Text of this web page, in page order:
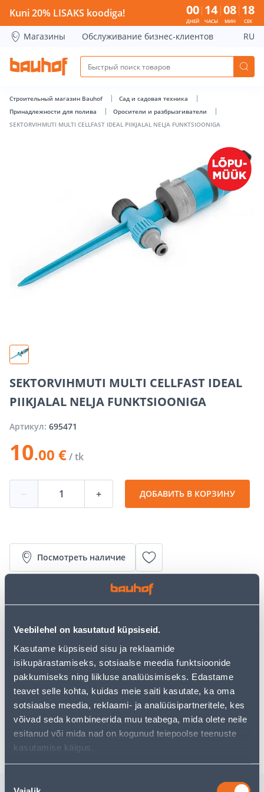
Veebilehel on kasutatud küpsiseid.
Kasutame küpsiseid sisu ja reklaamide
isikupärastamiseks, sotsiaalse meedia funktsioonide
pakkumiseks ning liikluse analüüsimiseks. Edastame
teavet selle kohta, kuidas meie saiti kasutate, ka oma
sotsiaalse meedia, reklaami- ja analüüsipartneritele, kes
võivad seda kombineerida muu teabega, mida olete neile
esitanud või mida nad on kogunud teiepoolse teenuste
kasutamise käigus.
SEKTORVIHMUTI MULTI CELLFAST IDEAL PIIKJALAL NELJA
Kuni 20% LISAKS koodiga! 00
ДНЕЙ
14
ЧАСЫ
08
МИН
18
СЕК
Магазины Обслуживание бизнес-клиентов RU
Строительный магазин Bauhof
Сад и садовая техника
Принадлежности для полива
Оросители и разбрызгиватели
SEKTORVIHMUTI MULTI CELLFAST IDEAL PIIKJALAL NELJA FUNKTSIOONIGA
SEKTORVIHMUTI MULTI CELLFAST IDEAL
PIIKJALAL NELJA FUNKTSIOONIGA
Артикул: 695471
10.00 €/ tk
− + ДОБАВИТЬ В КОРЗИНУ
Посмотреть наличие
• Sektorvihmuti piikjalal on nelja funktsiooniga.
• Piserdamisnurk on reguleeritav vahemikus 20 ° kuni
• Katab kuni 346 m² ala.
• 14-päevane tagastusõigus.
Предполагаемая доставка 4,19 € от 2-5 tööpäeva
Посылочный автомат от 2,29 € с 2-5 tööpäeva
Забрать в магазине, с 06.08.2026